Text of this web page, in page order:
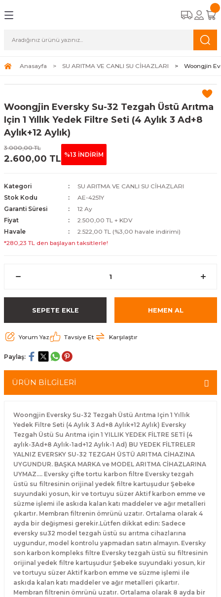
KASET TİPİ FAN COİLLER
FAN COİLLER
COİLLER
KAZANLAR
APAREYLERİ
APAREYLERİ
Anasayfa SU ARITMA VE CANLI SU CİHAZLARI Woongjin
Woongjin Eversky Su-32 Tezgah Üstü Arıtma
Için 1 Yıllık Yedek Filtre Seti (4 Aylık 3 Ad+8
Aylık+12 Aylık)
3.000,00 TL
2.600,00 TL %13 İNDİRİM
Kategori
SU ARITMA VE CANLI SU CİHAZLARI
Stok Kodu
AE-4251Y
Garanti Süresi
12 Ay
Fiyat
2.500,00 TL + KDV
Havale
2.522,00 TL (%3,00 havale indirimi)
*280,23 TL den başlayan taksitlerle!
SEPETE EKLE HEMEN AL
Yorum Yaz Tavsiye Et Karşılaştır
Paylaş:
ÜRÜN BİLGİLERİ
Woongjin Eversky Su-32 Tezgah Üstü Arıtma Için 1 Yıllık
Yedek Filtre Seti (4 Aylık 3 Ad+8 Aylık+12 Aylık) Eversky
Tezgah Üstü Su Arıtma için 1 YILLIK YEDEK FİLTRE SETİ (4
aylık-3Ad+8 Aylık-1ad+12 Aylık-1 Ad) BU YEDEK FİLTRELER
YALNIZ EVERSKY SU-32 TEZGAH ÜSTÜ ARITMA CİHAZINA
UYGUNDUR. BAŞKA MARKA ve MODEL ARITMA CİHAZLARINA
UYMAZ.... Eversky çifte tortu karbon filtre Eversky tezgah
üstü su filtresinin orijinal yedek filtre kartuşudur Şebeke
suyundaki yosun, kir ve tortuyu süzer Aktif karbon emme ve
süzme işlemi ile askıda kalan katı maddeler ve ağır metalleri
çıkartır. Membran filtrenin ömrünü uzatır. Ortalama olarak 4
ayda bir değişmesi gerekir.Lütfen dikkat edin: Sadece
eversky su32 model tezgah üstü su arıtma cihazlarına
uygundur, model kontrolu yapmadan satın almayın. Eversky
son karbon kompleks filtre Eversky tezgah üstü su filtresinin
orijinal yedek filtre kartuşudur Şebeke suyundaki yosun, kir
ve tortuyu süzer Aktif karbon emme ve süzme işlemi ile
askıda kalan katı maddeler ve ağır metalleri çıkartır.
Membran filtrenin ömrünü uzatır. Ortalama olarak 8 ayda bir